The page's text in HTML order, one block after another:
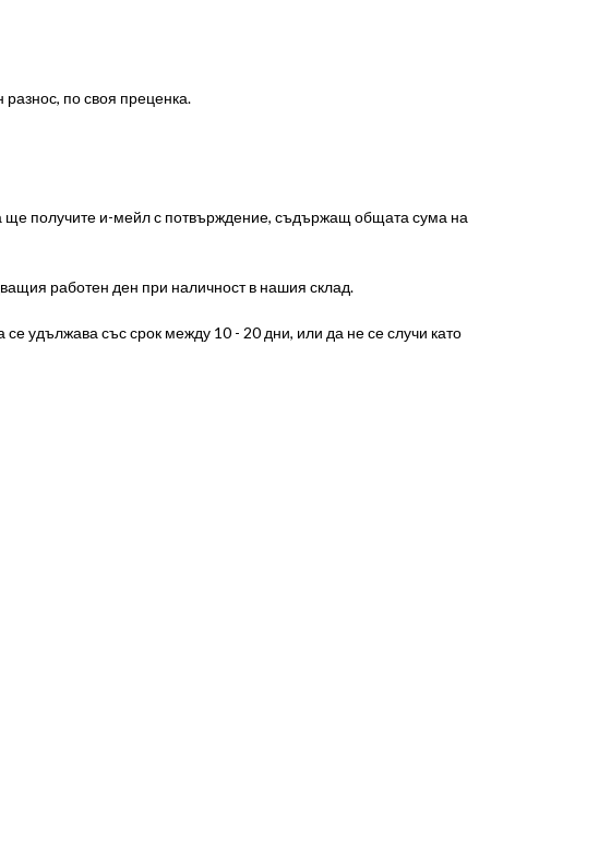
по своя преценка.
ще получите и-мейл с потвърждение, съдържащ общата сума на
работен ден при наличност в нашия склад.
се удължава със срок между 10 - 20 дни, или да не се случи като